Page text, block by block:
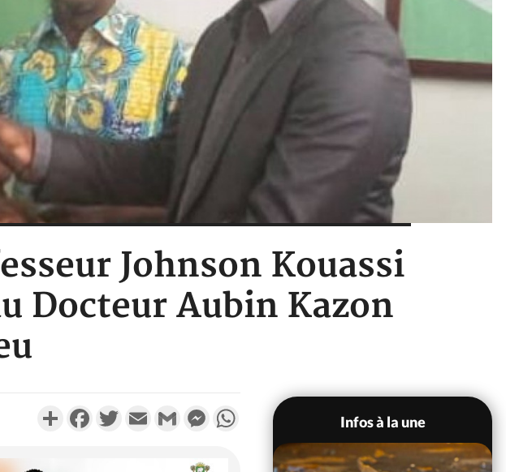
Johnson Kouassi
Docteur Aubin Kazon
PartagerFacebookTwitterEmail Gmail MessengerWhatsApp
Infos à la une